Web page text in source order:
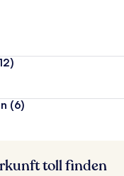
(6)
toll finden